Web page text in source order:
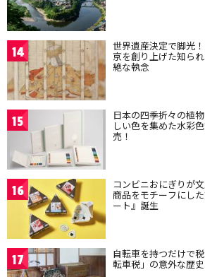
14 世界遺産決定で脚光
京を創り上げた知ら
絶な執念
15 日本の四季折々の植
しい色を集めた水彩
売！
16 コンビニおにぎりが
商品をモチーフにし
ート』誕生
17 自転車を持つだけで
転車税」の意外な歴